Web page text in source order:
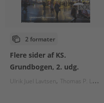
2 formater
Flere sider af KS.
Grundbogen, 2. udg.
Ulrik Juel Lavtsen Thomas P. Larsen